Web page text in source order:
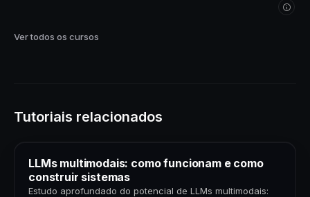
Ver todos os cursos
Tutoriais relacionados
LLMs multimodais: como funcionam e como
construir sistemas
Estudo aprofundado do potencial de LLMs multimodais: